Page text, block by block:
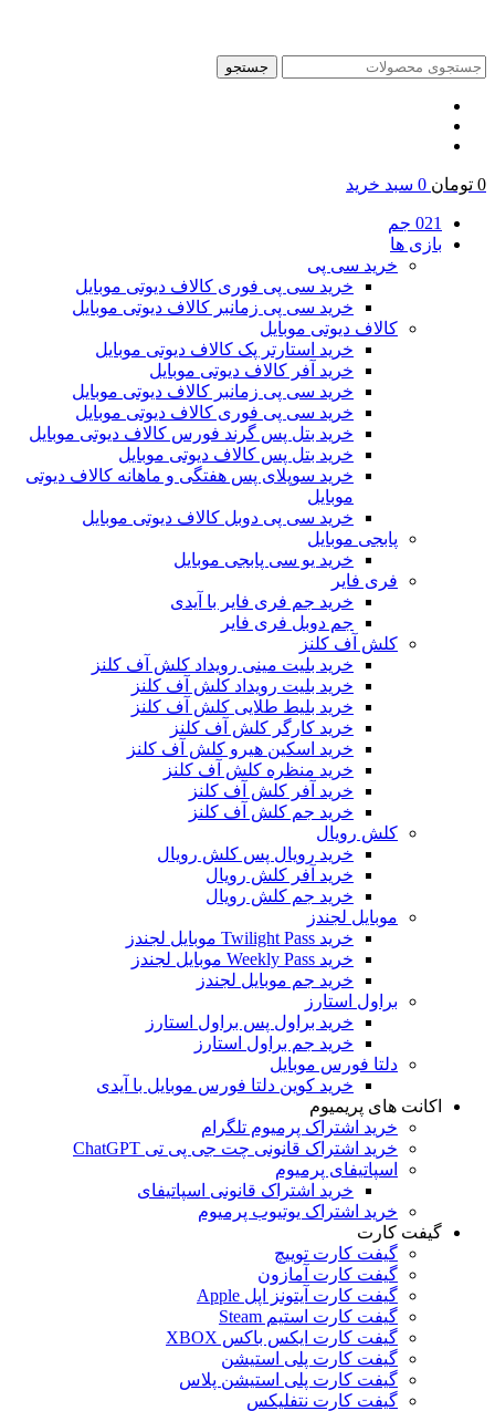
جستجو
0 تومان 0 سبد خرید
021 جم
بازی ها
خرید سی پی
خرید سی پی فوری کالاف دیوتی موبایل
خرید سی پی زمانبر کالاف دیوتی موبایل
کالاف دیوتی موبایل
خرید استارتر پک کالاف دیوتی موبایل
خرید آفر کالاف دیوتی موبایل
خرید سی پی زمانبر کالاف دیوتی موبایل
خرید سی پی فوری کالاف دیوتی موبایل
خرید بتل پس گرند فورس کالاف دیوتی موبایل
خرید بتل پس کالاف دیوتی موبایل
خرید سوپلای پس هفتگی و ماهانه کالاف دیوتی
موبایل
خرید سی پی دوبل کالاف دیوتی موبایل
پابجی موبایل
خرید یو سی پابجی موبایل
فری فایر
خرید جم فری فایر با آیدی
جم دوبل فری فایر
کلش آف کلنز
خرید بلیت مینی رویداد کلش آف کلنز
خرید بلیت رویداد کلش آف کلنز
خرید بلیط طلایی کلش آف کلنز
خرید کارگر کلش آف کلنز
خرید اسکین هیرو کلش آف کلنز
خرید منظره کلش آف کلنز
خرید آفر کلش آف کلنز
خرید جم کلش آف کلنز
کلش رویال
خرید رویال پس کلش رویال
خرید آفر کلش رویال
خرید جم کلش رویال
موبایل لجندز
خرید Twilight Pass موبایل لجندز
خرید Weekly Pass موبایل لجندز
خرید جم موبایل لجندز
براول استارز
خرید براول پس براول استارز
خرید جم براول استارز
دلتا فورس موبایل
خرید کوین دلتا فورس موبایل با آیدی
اکانت های پریمیوم
خرید اشتراک پرمیوم تلگرام
خرید اشتراک قانونی چت جی پی تی ChatGPT
اسپاتیفای پرمیوم
خرید اشتراک قانونی اسپاتیفای
خرید اشتراک یوتیوب پرمیوم
گیفت کارت
گیفت کارت توییچ
گیفت کارت آمازون
گیفت کارت آیتونز اپل Apple
گیفت کارت استیم Steam
گیفت کارت ایکس باکس XBOX
گیفت کارت پلی استیشن
گیفت کارت پلی استیشن پلاس
گیفت کارت نتفلیکس